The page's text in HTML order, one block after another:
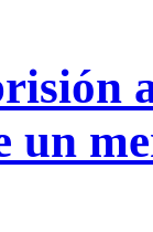
un